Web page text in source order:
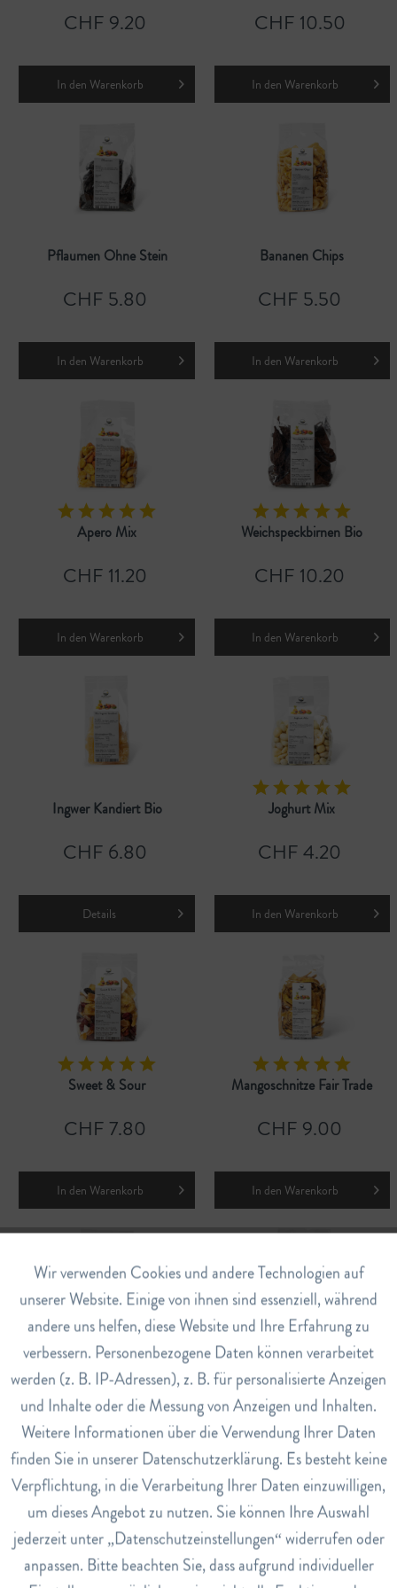
CHF 9.20
In den Warenkorb
CHF 10.50
In den Warenkorb
Pflaumen Ohne Stein
CHF 5.80
In den Warenkorb
Bananen Chips
CHF 5.50
In den Warenkorb
Apero Mix
CHF 11.20
In den Warenkorb
Weichspeckbirnen Bio
CHF 10.20
In den Warenkorb
Ingwer Kandiert Bio
CHF 6.80
Details
Joghurt Mix
CHF 4.20
In den Warenkorb
Sweet & Sour
CHF 7.80
In den Warenkorb
Mangoschnitze Fair Trade
CHF 9.00
In den Warenkorb
Superfood Beeren Mix
CHF 11.50
In den Warenkorb
Feigen Protoben Bio
Grosspackung
CHF 17.50
In den Warenkorb
Funktionale Aktiv
Marketing Inaktiv
Tracking Inaktiv
Service Inaktiv
Wir verwenden Cookies und andere Technologien auf
unserer Website. Einige von ihnen sind essenziell, während
andere uns helfen, diese Website und Ihre Erfahrung zu
verbessern. Personenbezogene Daten können verarbeitet
werden (z. B. IP-Adressen), z. B. für personalisierte Anzeigen
und Inhalte oder die Messung von Anzeigen und Inhalten.
Weitere Informationen über die Verwendung Ihrer Daten
finden Sie in unserer Datenschutzerklärung. Es besteht keine
Verpflichtung, in die Verarbeitung Ihrer Daten einzuwilligen,
um dieses Angebot zu nutzen. Sie können Ihre Auswahl
jederzeit unter „Datenschutzeinstellungen“ widerrufen oder
anpassen. Bitte beachten Sie, dass aufgrund individueller